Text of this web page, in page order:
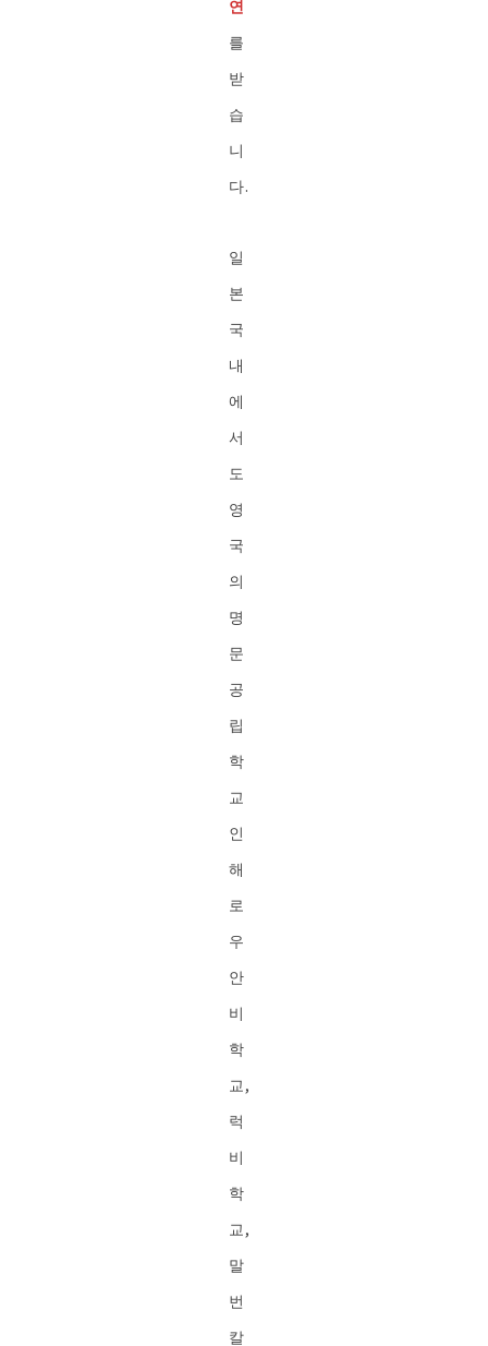
연
를
받
습
니
다.
일
본
국
내
에
서
도
영
국
의
명
문
공
립
학
교
인
해
로
우
안
비
학
교,
럭
비
학
교,
말
번
칼